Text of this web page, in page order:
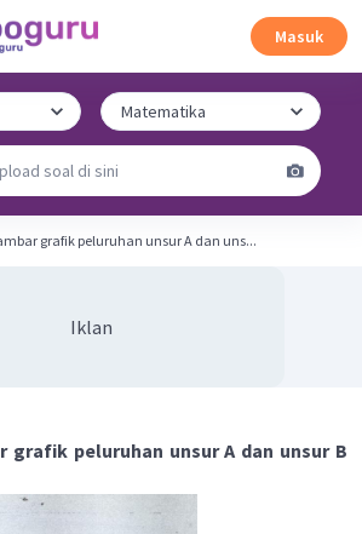
Masuk
grafik peluruhan unsur A dan uns...
Iklan
grafik peluruhan unsur A dan unsur B